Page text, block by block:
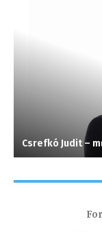
Csrefkó Judit –